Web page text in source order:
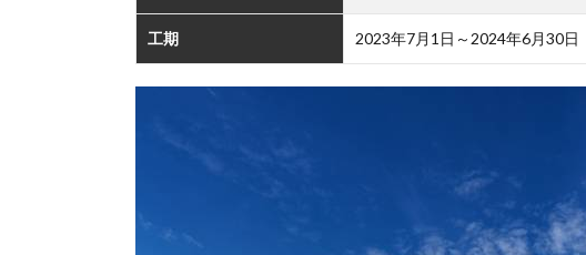
工期 2023年7月1日～2024年6月30日